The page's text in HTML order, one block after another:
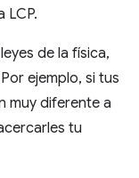
LCP.
de la física,
ejemplo, si tus
muy diferente a
tu